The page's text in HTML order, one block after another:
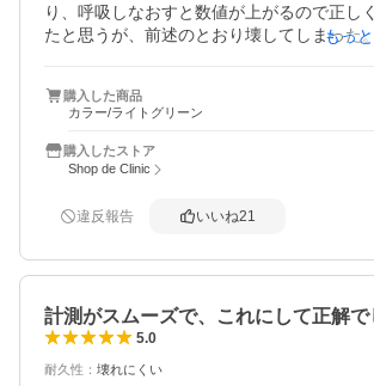
り、呼吸しなおすと数値が上がるので正し
たと思うが、前述のとおり壊してしまった
した。こちらは息を止めるときちんと数値
正しいと思われる。また、今までのものと
厚い日本語のマニュアルが付属していて、
ーカー品という感じで安心感があります。
もっ
購入した商品
カラー/ライトグリーン
購入したストア
Shop de Clinic
違反報告 いいね21
計測がスムーズで、これにして正解で
5.0
耐久性 ： 壊れにくい